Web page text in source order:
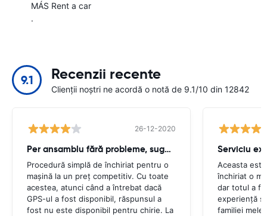
MÁS Rent a car
.
9.1 Recenzii recente
Clienții noștri ne acordă o notă de 9.1/10 din 12842
26-12-2020
Per ansamblu fără probleme, sughiț minor
Procedură simplă de închiriat pentru o
mașină la un preț competitiv. Cu toate
acestea, atunci când a întrebat dacă
GPS-ul a fost disponibil, răspunsul a
fost nu este disponibil pentru chirie. La
Serviciu
Aceasta
închiriat o
dar totul a
experiență
familiei mele